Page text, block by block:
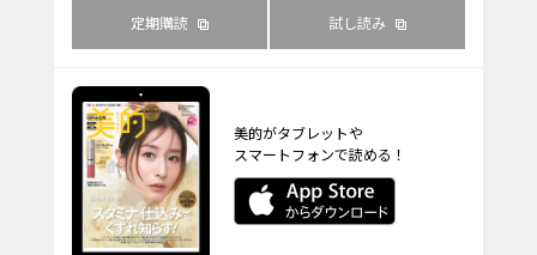
定期購読 試し読み
美的がタブレットや
スマートフォンで読める！